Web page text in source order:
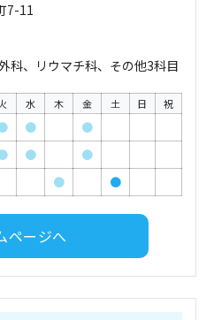
7-11
科、リウマチ科、その他3科目
水 木 金 土 日 祝
●
●
●
●
● ●
ページへ